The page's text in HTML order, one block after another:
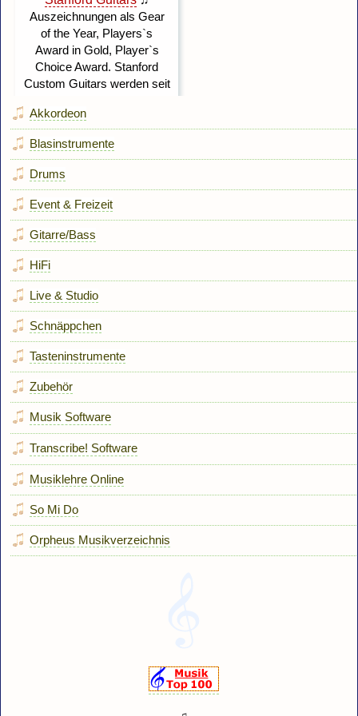
Akkordeon
Blasinstrumente
Drums
Event & Freizeit
Gitarre/Bass
HiFi
Live & Studio
Schnäppchen
Tasteninstrumente
Zubehör
Musik Software
Transcribe! Software
Musiklehre Online
So Mi Do
Orpheus Musikverzeichnis